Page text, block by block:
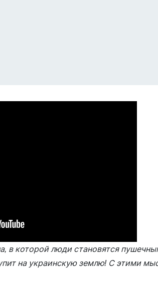
в которой люди становятся
на украинскую землю! С этими